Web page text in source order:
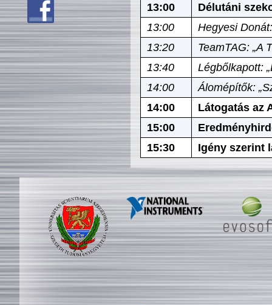
13:00
Délutáni
13:00
Hegyesi
13:20
TeamTAG: „A
13:40
Légbőlkapott:
14:00
Álomépítők:
14:00
Látogatás az
15:00
15:30
Igény szerint